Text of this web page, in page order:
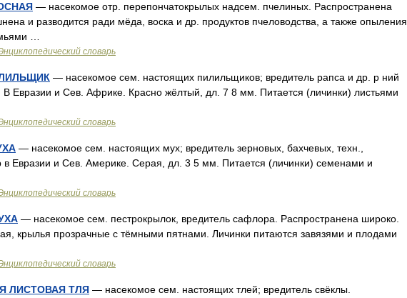
— насекомое отр. перепончатокрылых надсем. пчелиных. Распространена
и разводится ради мёда, воска и др. продуктов пчеловодства, а также опыления
…
словарь
— насекомое сем. настоящих пилильщиков; вредитель рапса и др. р ний
В Евразии и Сев. Африке. Красно жёлтый, дл. 7 8 мм. Питается (личинки) листьями
словарь
— насекомое сем. настоящих мух; вредитель зерновых, бахчевых, техн.,
в Евразии и Сев. Америке. Серая, дл. 3 5 мм. Питается (личинки) семенами и
словарь
— насекомое сем. пестрокрылок, вредитель сафлора. Распространена широко.
крылья прозрачные с тёмными пятнами. Личинки питаются завязями и плодами
словарь
ЛИСТОВАЯ ТЛЯ — насекомое сем. настоящих тлей; вредитель свёклы.